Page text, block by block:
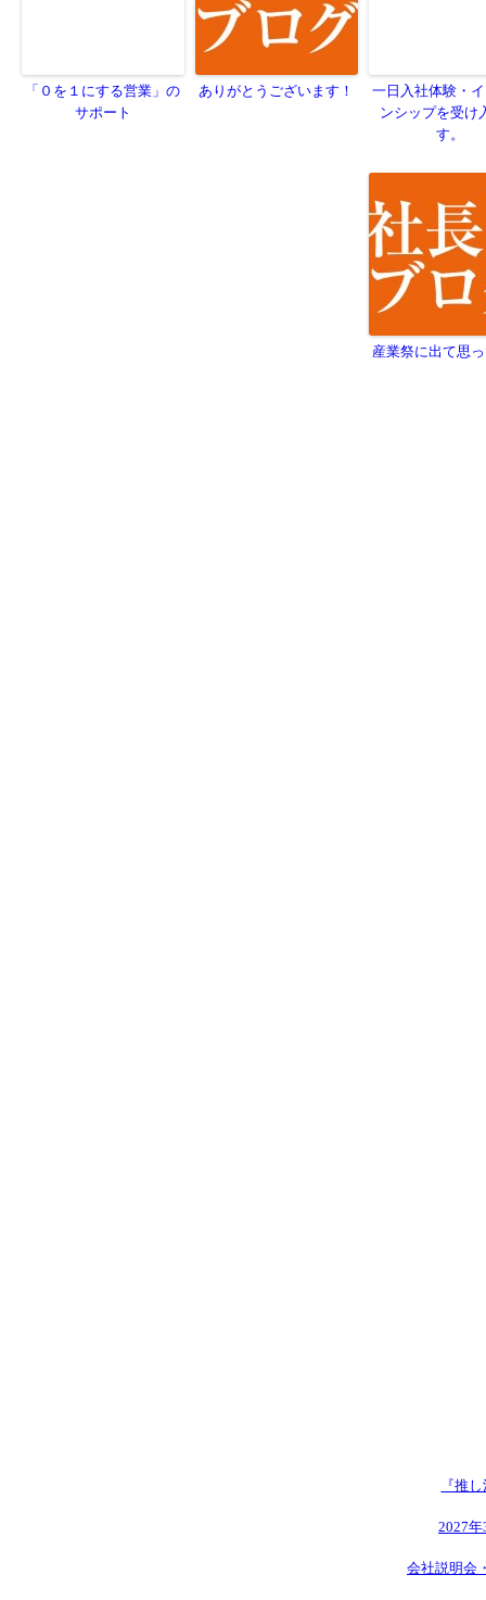
「０を１にする営業」の
サポート
ありがとうございます！
一日入社体験・
ンシップを受け
す。
産業祭に出て思
『推
2027
会社説明会